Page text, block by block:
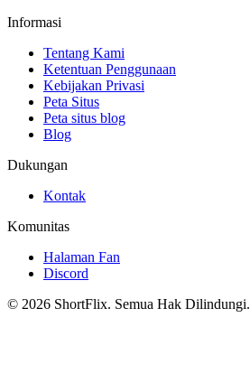
Informasi
Tentang Kami
Ketentuan Penggunaan
Kebijakan Privasi
Peta Situs
Peta situs blog
Blog
Dukungan
Kontak
Komunitas
Halaman Fan
Discord
© 2026 ShortFlix. Semua Hak Dilindungi.